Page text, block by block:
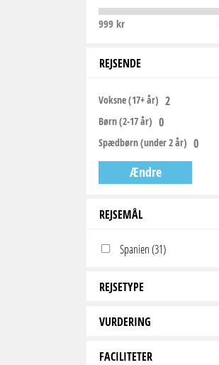
999 kr
REJSENDE
Voksne (17+ år)
Børn (2-17 år)
Spædbørn (under 2 år)
Ændre
REJSEMÅL
Spanien (31)
REJSETYPE
VURDERING
FACILITETER